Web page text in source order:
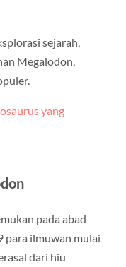
sejarah,
Megalodon,
yang
pada abad
para ilmuwan mulai
dari hiu